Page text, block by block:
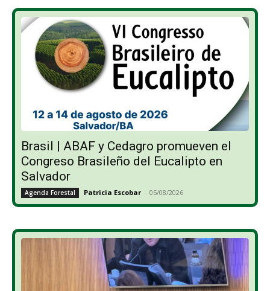
Brasil | ABAF y Cedagro promueven el
Congreso Brasileño del Eucalipto en
Salvador
Agenda Forestal Patricia Escobar - 05/08/2026